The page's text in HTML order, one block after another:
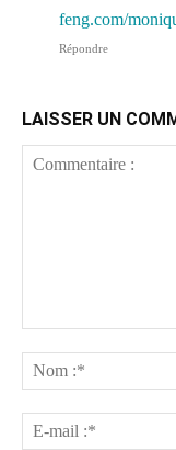
feng.com/
Répondre
LAISSER UN